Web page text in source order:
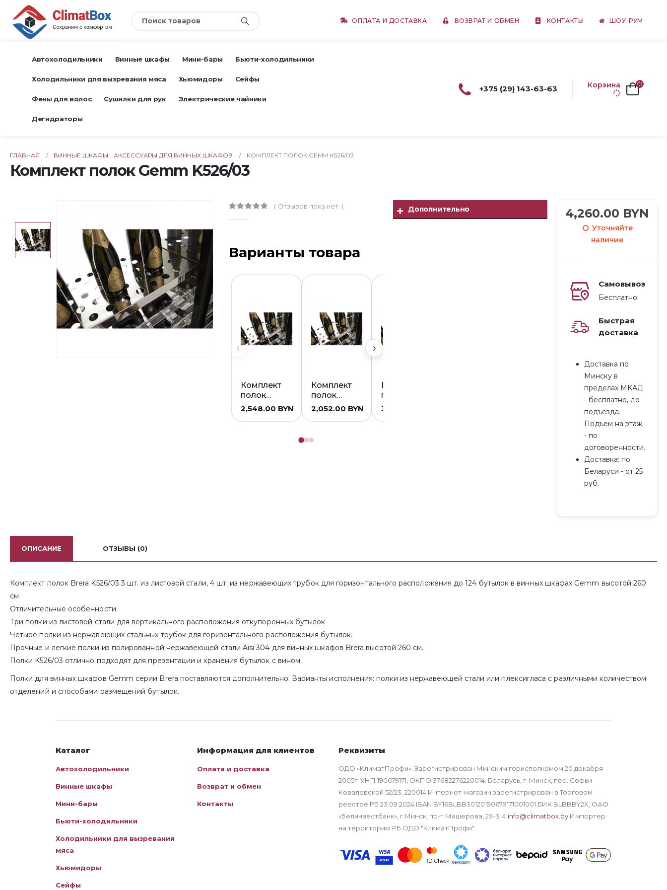
ОПЛАТА И ДОСТАВКА ВОЗВРАТ И ОБМЕН КОНТАКТЫ ШОУ-РУМ
Автохолодильники Винные шкафы Мини-бары Бьюти-холодильники
Холодильники для вызревания мяса Хьюмидоры Сейфы
Фены для волос Сушилки для рук Электрические чайники
Дегидраторы
+375 (29) 143-63-63 Корзина
ГЛАВНАЯ ВИННЫЕ ШКАФЫ, АКСЕССУАРЫ ДЛЯ ВИННЫХ ШКАФОВ КОМПЛЕКТ ПОЛОК GEMM K526/03
Комплект полок Gemm K526/03
( Отзывов пока нет. )
Варианты товара
‹
Комплект
полок
Gemm
K522/03
2,548.00 BYN
Комплект
полок
Gemm
K526/01
2,052.00 BYN
Комплект
полок
Gemm
3,404.00
›
Дополнительно 4,260.00 BYN
Уточняйте
наличие
Самовывоз
Бесплатно
Быстрая
доставка
Доставка по
Минску в
пределах МКАД
- бесплатно, до
подъезда.
Подъем на этаж
- по
договоренности.
Доставка: по
Беларуси - от 25
руб.
ОПИСАНИЕ ОТЗЫВЫ (0)
Комплект полок Brera K526/03 3 шт. из листовой стали, 4 шт. из нержавеющих трубок для горизонтального расположения до 124 бутылок в винных шкафах Gemm высотой 260
см
Отличительные особенности
Три полки из листовой стали для вертикального расположения откупоренных бутылок
Четыре полки из нержавеющих стальных трубок для горизонтального расположения бутылок.
Прочные и легкие полки из полированной нержавеющей стали Aisi 304 для винных шкафов Brera высотой 260 см.
Полки K526/03 отлично подходят для презентации и хранения бутылок с вином.
Полки для винных шкафов Gemm серии Brera поставляются дополнительно. Варианты исполнения: полки из нержавеющей стали или плексигласа с различными количеством
отделений и способами размещений бутылок.
Каталог
Автохолодильники
Винные шкафы
Мини-бары
Бьюти-холодильники
Холодильники для вызревания
мяса
Хьюмидоры
Сейфы
Информация для клиентов
Оплата и доставка
Возврат и обмен
Контакты
Реквизиты
ОДО «КлиматПрофи». Зарегистрирован Минским горисполкомом 20 декабря
2005г. УНП 190679171, ОКПО 37682276220014. Беларусь, г. Минск, пер. Софьи
Ковалевской 52/23, 220014 Интернет-магазин зарегистрирован в Торговом
реестре РБ 23.09.2024 IBAN BY16BLBB30120190679171001001 БИК BLBBBY2X, ОАО
«Белинвестбанк», г.Минск, пр-т Машерова, 29-3, 4 info@climatbox.by Импортер
на территорию РБ ОДО "КлиматПрофи"